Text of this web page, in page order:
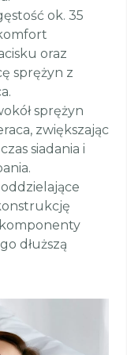
ok. 35
oraz
sprężyn z
sprężyn
zwiększając
siadania i
dłuższą